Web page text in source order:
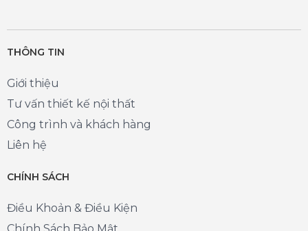
THÔNG TIN
Giới thiệu
Tư vấn thiết kế nội thất
Công trình và khách hàng
Liên hệ
CHÍNH SÁCH
Điều Khoản & Điều Kiện